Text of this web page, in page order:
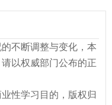
不断调整与变化，本
以权威部门公布的正
性学习目的，版权归